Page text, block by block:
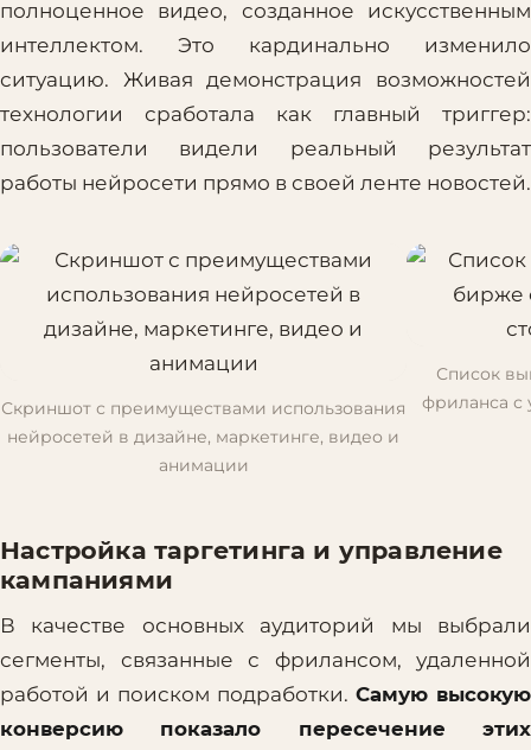
полноценное видео, созданное искусственным
интеллектом. Это кардинально изменило
ситуацию. Живая демонстрация возможностей
технологии сработала как главный триггер:
пользователи видели реальный результат
работы нейросети прямо в своей ленте новостей.
Скриншот с преимуществами использования
нейросетей в дизайне, маркетинге, видео и
анимации
Список
фриланса с
Настройка таргетинга и управление
кампаниями
В качестве основных аудиторий мы выбрали
сегменты, связанные с фрилансом, удаленной
работой и поиском подработки. Самую высокую
конверсию показало пересечение этих